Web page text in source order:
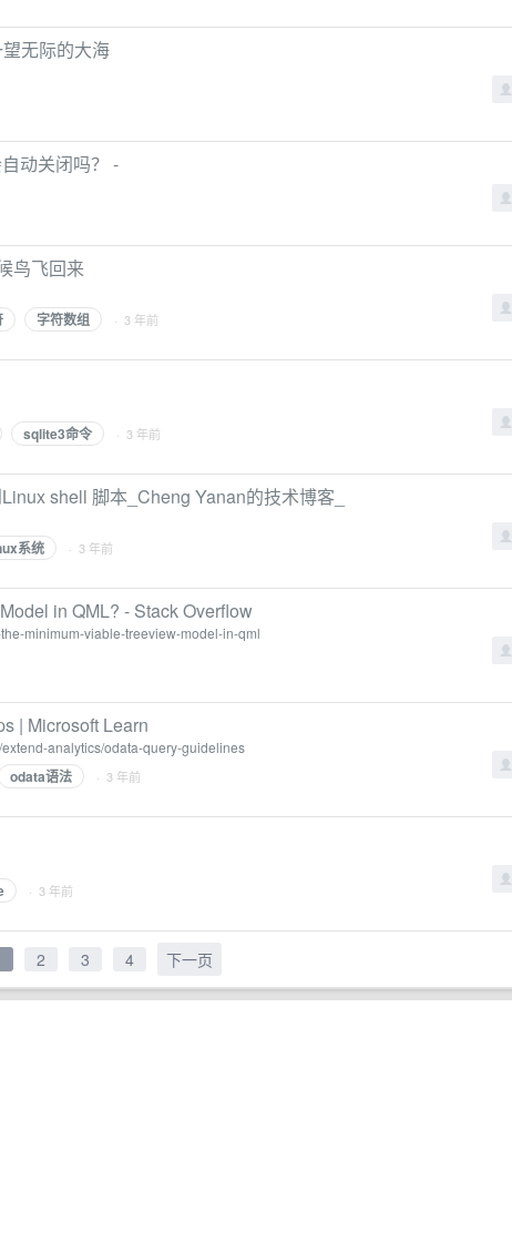
无际的大海
动关闭吗？ -
鸟飞回来
字符数组 · 3 年前
sqlite3命令 · 3 年前
shell 脚本_Cheng Yanan的技术博客_
系统 · 3 年前
in QML? - Stack Overflow
minimum-viable-treeview-model-in-qml
| Microsoft Learn
analytics/odata-query-guidelines
odata语法 · 3 年前
· 3 年前
2 3 4 下一页